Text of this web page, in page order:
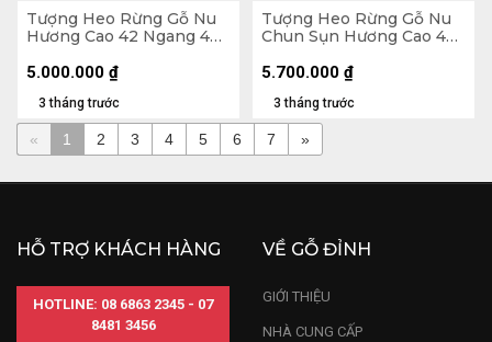
Tượng Heo Rừng Gỗ Nu
Hương Cao 42 Ngang 42
3 tháng trước
5.000.000 ₫
Tượng Heo Rừng Gỗ Nu
Chun Sụn Hương Cao 48
3 tháng trước
5.700.000 ₫
« 1 2 3 4 5 6 7 »
HỖ TRỢ KHÁCH HÀNG
HOTLINE: 08 6863 2345 - 07
8481 3456
VỀ GỖ ĐỈNH
GIỚI THIỆU
NHÀ CUNG CẤP